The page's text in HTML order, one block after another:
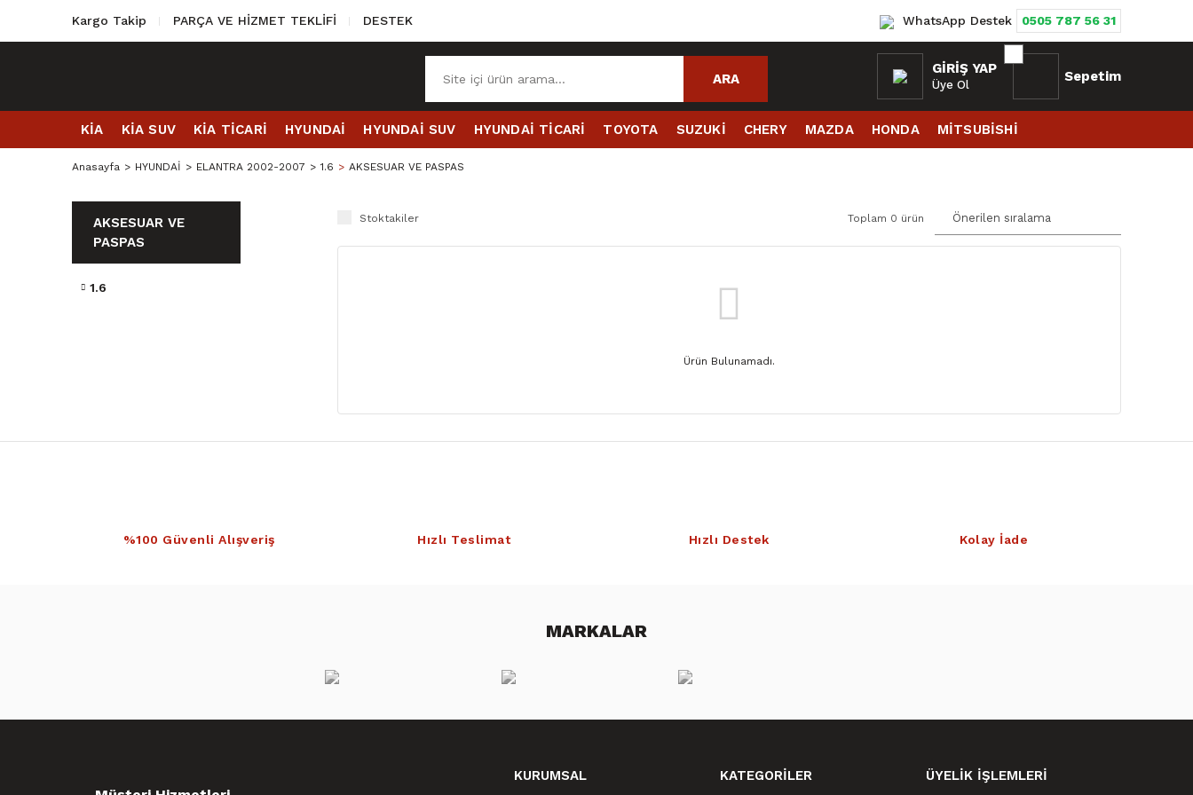
Kargo Takip PARÇA VE HİZMET TEKLİFİ DESTEK WhatsApp Destek 0505 787 56 31
ARA
GIRIŞ YAP
Üye Ol
Sepetim
KİA KİA SUV KİA TİCARİ HYUNDAİ HYUNDAİ SUV HYUNDAİ TİCARİ TOYOTA SUZUKİ CHERY MAZDA HONDA MİTSUBİSHİ
Anasayfa HYUNDAİ ELANTRA 2002-2007 1.6 AKSESUAR VE PASPAS
AKSESUAR VE
PASPAS
1.6
Stoktakiler Toplam 0 ürün
Ürün Bulunamadı.
%100 Güvenli Alışveriş Hızlı Teslimat Hızlı Destek Kolay İade
MARKALAR
KURUMSAL KATEGORİLER ÜYELİK İŞLEMLERİ